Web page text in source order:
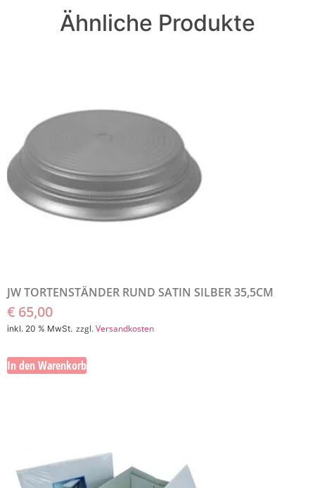
Ähnliche Produkte
JW TORTENSTÄNDER RUND SATIN SILBER 35,5CM
€ 65,00
inkl. 20 % MwSt. zzgl.Versandkosten
In den Warenkorb